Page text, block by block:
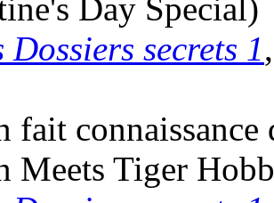
Day Special)
Dossiers secrets 1
fait
Meets Tiger